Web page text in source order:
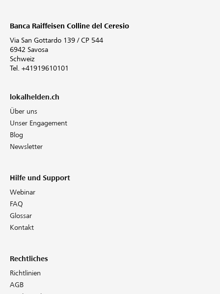
Banca Raiffeisen Colline del Ceresio
Via San Gottardo 139 / CP 544
6942 Savosa
Schweiz
Tel. +41919610101
lokalhelden.ch
Über uns
Unser Engagement
Blog
Newsletter
Hilfe und Support
Webinar
FAQ
Glossar
Kontakt
Rechtliches
Richtlinien
AGB